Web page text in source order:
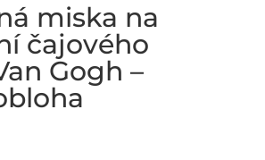
miska na
čajového
Gogh –